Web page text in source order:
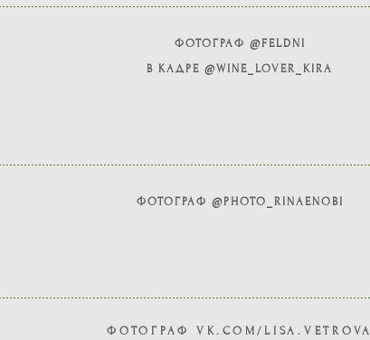
ФОТОГРАФ @FELDNI
В КАДРЕ @WINE_LOVER_KIRA
ФОТОГРАФ @PHOTO_RINAENOBI
ФОТОГРАФ VK.COM/LISA.VETROVA